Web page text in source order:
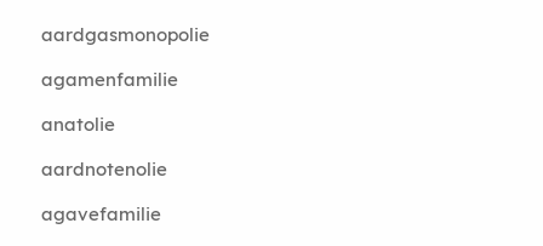
aardgasmonopolie
agamenfamilie
anatolie
aardnotenolie
agavefamilie